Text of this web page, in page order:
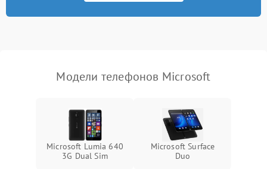
Модели телефонов Microsoft
Microsoft Lumia 640
3G Dual Sim
Microsoft Surface
Duo